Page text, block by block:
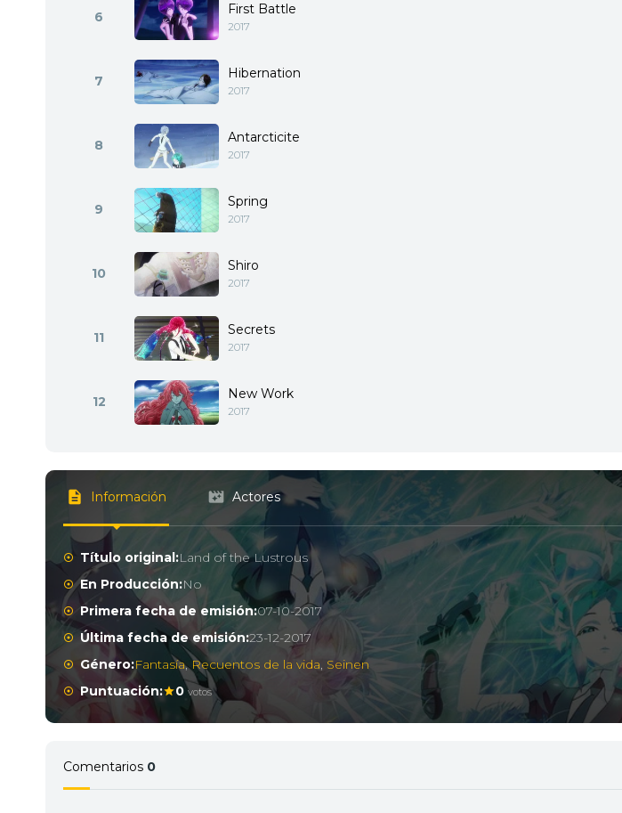
6 First Battle
2017
7 Hibernation
2017
8 Antarcticite
2017
9 Spring
2017
10 Shiro
2017
11 Secrets
2017
12 New Work
2017
Información Actores
Título original:Land of the Lustrous
En Producción:No
Primera fecha de emisión:07-10-2017
Última fecha de emisión:23-12-2017
Género:Fantasía,Recuentos de la vida, Seinen
Puntuación:
0 votos
Comentarios 0